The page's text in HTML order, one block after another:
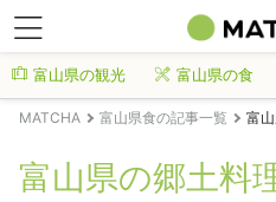
富山県の観光 富山県の食
MATCHA 富山県食の記事一覧 富
富山県の郷土料